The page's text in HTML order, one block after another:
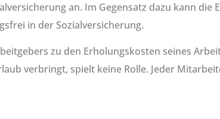
an. Im Gegensatz dazu kann die
in der Sozialversicherung.
zu den Erholungskosten seines
verbringt, spielt keine Rolle. Jeder